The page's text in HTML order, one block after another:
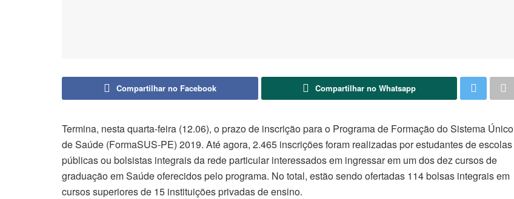
Compartilhar no Facebook Compartilhar no Whatsapp
Termina, nesta quarta-feira (12.06), o prazo de inscrição para o Programa de Formação do Sistema Único
de Saúde (FormaSUS-PE) 2019. Até agora, 2.465 inscrições foram realizadas por estudantes de escolas
públicas ou bolsistas integrais da rede particular interessados em ingressar em um dos dez cursos de
graduação em Saúde oferecidos pelo programa. No total, estão sendo ofertadas 114 bolsas integrais em
cursos superiores de 15 instituições privadas de ensino.